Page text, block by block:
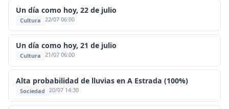
Un día como hoy, 22 de julio
Cultura 22/07 06:00
Un día como hoy, 21 de julio
Cultura 21/07 06:00
Alta probabilidad de lluvias en A Estrada (100%)
Sociedad 20/07 14:30